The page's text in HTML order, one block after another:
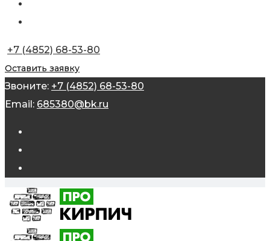
+7 (4852) 68-53-80
Оставить заявку
Звоните: +7 (4852) 68-53-80
Email: 685380@bk.ru